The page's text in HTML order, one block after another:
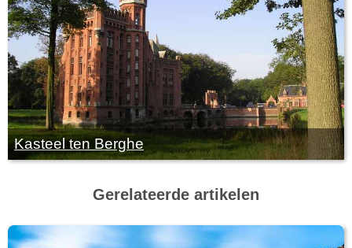
Kasteel ten Berghe
Gerelateerde artikelen